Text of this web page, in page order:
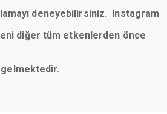
deneyebilirsiniz. Instagram
diğer tüm etkenlerden önce
gelmektedir.